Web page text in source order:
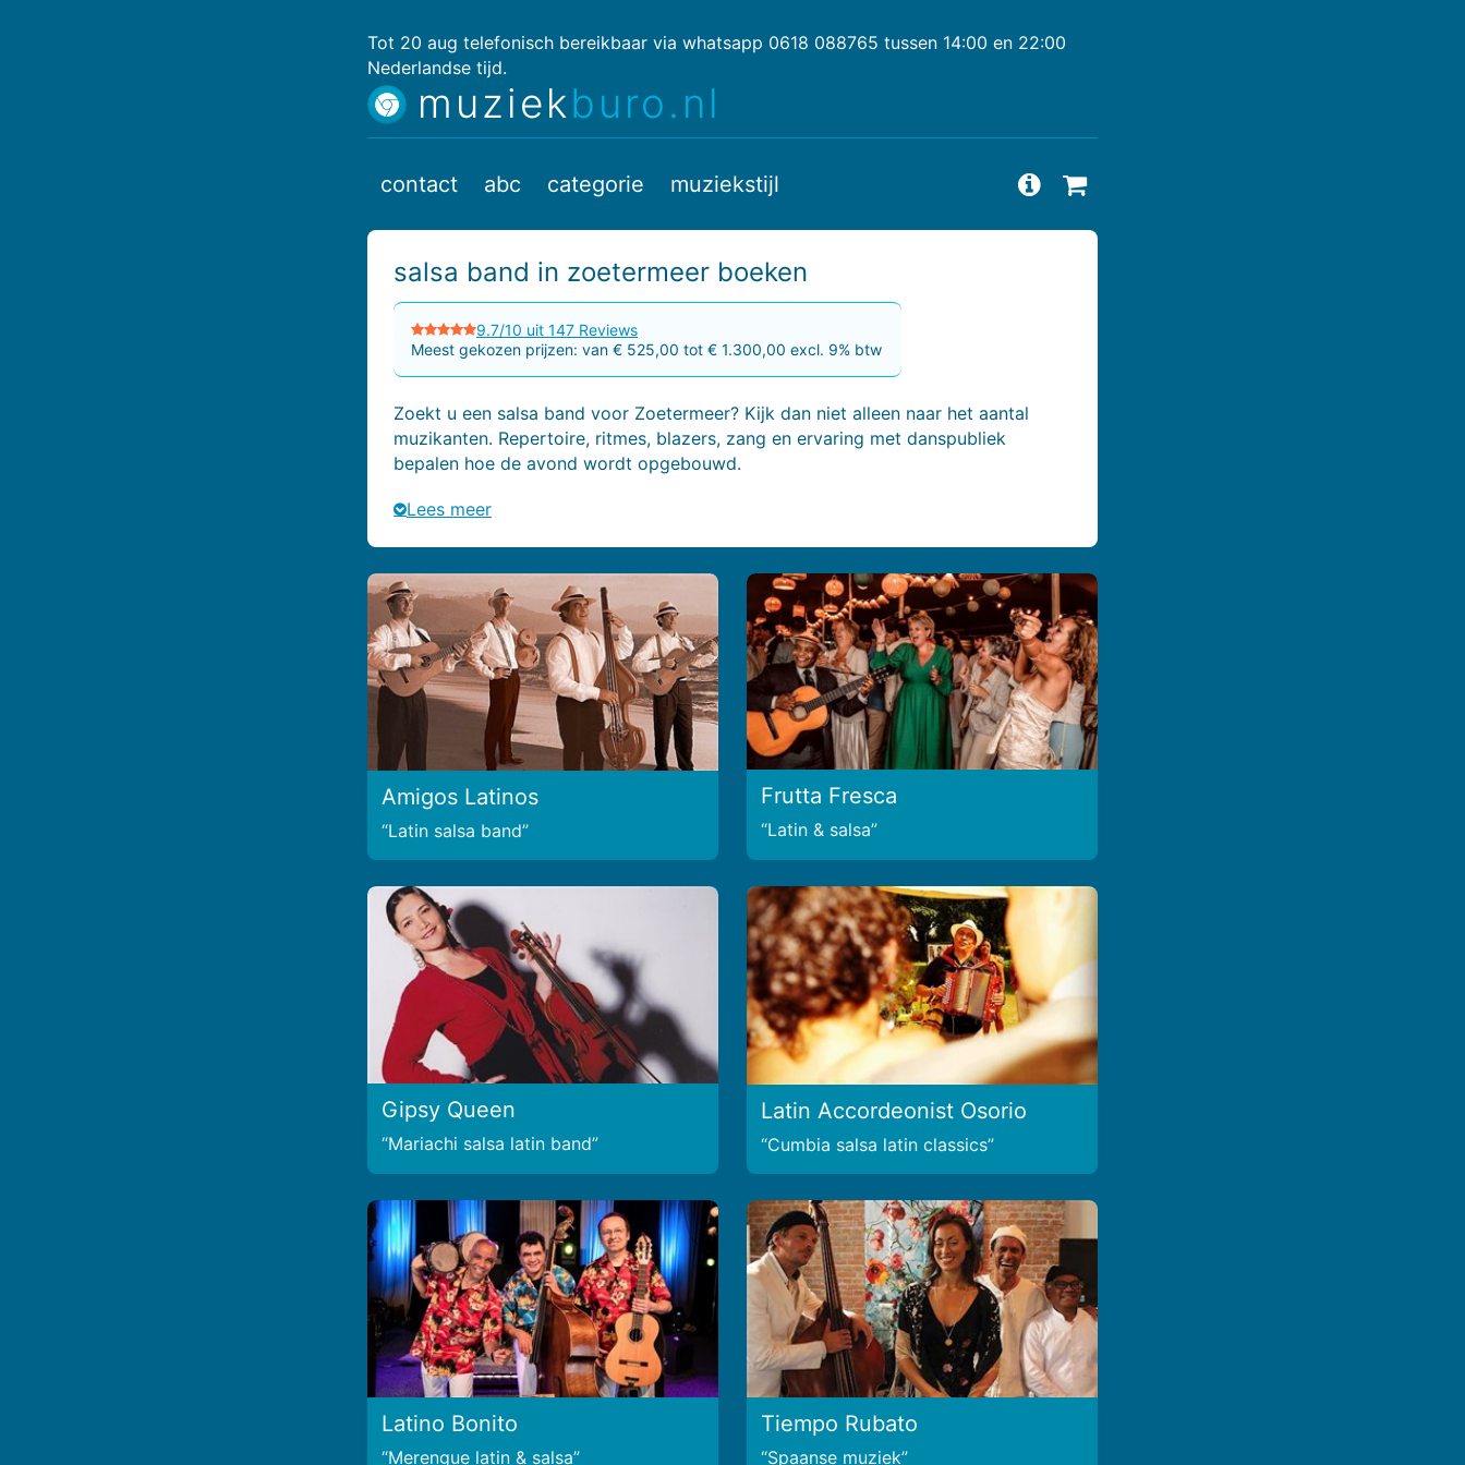
Tot 20 aug telefonisch bereikbaar via whatsapp 0618 088765 tussen 14:00 en 22:00
Nederlandse tijd.
muziekburo.nl
salsa band in zoetermeer boeken
9.7/10 uit 147 Reviews
Meest gekozen prijzen: van € 525,00 tot € 1.300,00 excl. 9% btw
Zoekt u een salsa band voor Zoetermeer? Kijk dan niet alleen naar het aantal
muzikanten. Repertoire, ritmes, blazers, zang en ervaring met danspubliek
bepalen hoe de avond wordt opgebouwd.
Lees meer
Amigos Latinos
Latin salsa band
Frutta Fresca
Latin & salsa
Gipsy Queen
Mariachi salsa latin band
Latin Accordeonist Osorio
Cumbia salsa latin classics
Latino Bonito
Merengue latin & salsa
Tiempo Rubato
Spaanse muziek
contact abc categorie muziekstijl Vragen en antwoorden bekijken
Beschikbaarheid aanvragen